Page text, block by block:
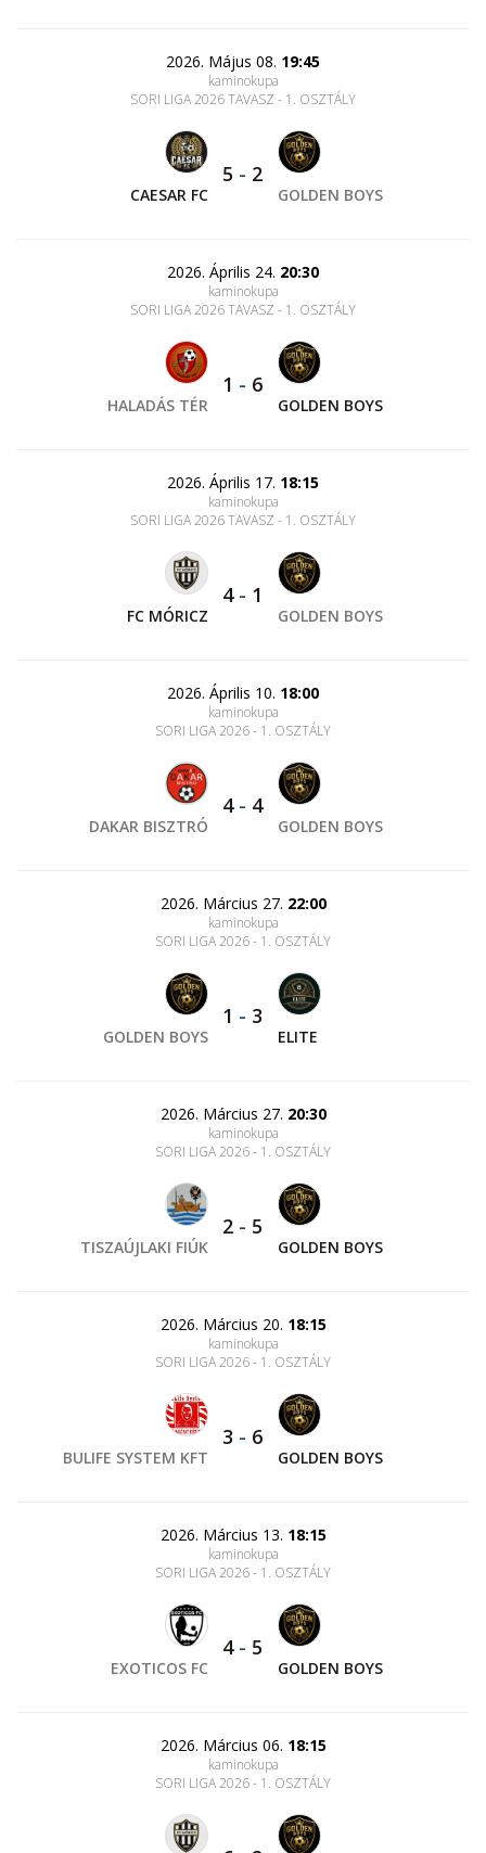
2026. Május 08. 19:45
kaminokupa
SORI LIGA 2026 TAVASZ - 1. OSZTÁLY
CAESAR FC
5 - 2
GOLDEN BOYS
2026. Április 24. 20:30
kaminokupa
SORI LIGA 2026 TAVASZ - 1. OSZTÁLY
HALADÁS TÉR
1 - 6
GOLDEN BOYS
2026. Április 17. 18:15
kaminokupa
SORI LIGA 2026 TAVASZ - 1. OSZTÁLY
FC MÓRICZ
4- 1
GOLDEN BOYS
2026. Április 10. 18:00
kaminokupa
SORI LIGA 2026 - 1. OSZTÁLY
DAKAR BISZTRÓ
4- 4
GOLDEN BOYS
2026. Március 27. 22:00
kaminokupa
SORI LIGA 2026 - 1. OSZTÁLY
GOLDEN BOYS
1 - 3
ELITE
2026. Március 27. 20:30
kaminokupa
SORI LIGA 2026 - 1. OSZTÁLY
TISZAÚJLAKI FIÚK
2 - 5
GOLDEN BOYS
2026. Március 20. 18:15
kaminokupa
SORI LIGA 2026 - 1. OSZTÁLY
BULIFE SYSTEM KFT
3 - 6
GOLDEN BOYS
2026. Március 13. 18:15
kaminokupa
SORI LIGA 2026 - 1. OSZTÁLY
EXOTICOS FC
4- 5
GOLDEN BOYS
2026. Március 06. 18:15
kaminokupa
SORI LIGA 2026 - 1. OSZTÁLY